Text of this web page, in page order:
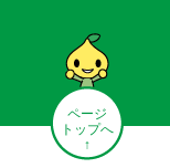
ページ
トップへ
↑